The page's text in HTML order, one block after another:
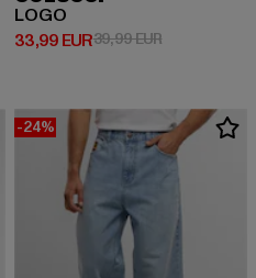
39,99 EUR
LOGO
33,99 EUR
Derzeitiger Preis: 33,99 EUR
39,99 EURAktionspreis:
-24%